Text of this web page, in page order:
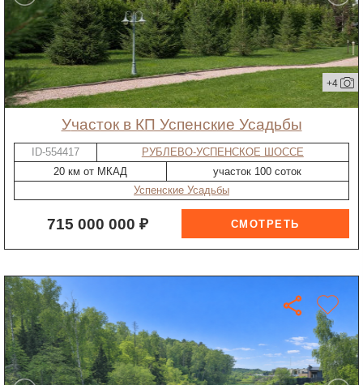
+4
участок в КП Успенские Усадьбы
ID-554417
РУБЛЕВО-УСПЕНСКОЕ ШОССЕ
20 км от МКАД
участок 100 соток
Успенские Усадьбы
715 000 000 ₽